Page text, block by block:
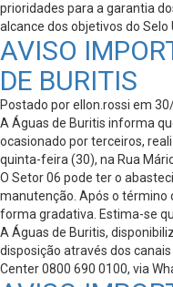
prioridades para a garantia
alcance dos objetivos do Selo
AVISO
DE BURITIS
Postado por ellon.rossi em
A Águas de Buritis informa
ocasionado por terceiros,
quinta-feira (30), na Rua
O Setor 06 pode ter o
manutenção. Após o término
forma gradativa. Estima-se
A Águas de Buritis,
disposição através dos
Center 0800 690 0100, via